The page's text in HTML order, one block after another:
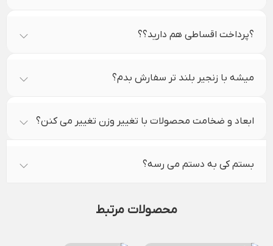
؟پرداخت اقساطی هم دارید؟؟
میشه با زنجیر بلند تر سفارش بدم؟
ابعاد و ضخامت محصولات با تغییر وزن تغییر می کنن؟
بستم کی به دستم می رسه؟
محصولات مرتبط